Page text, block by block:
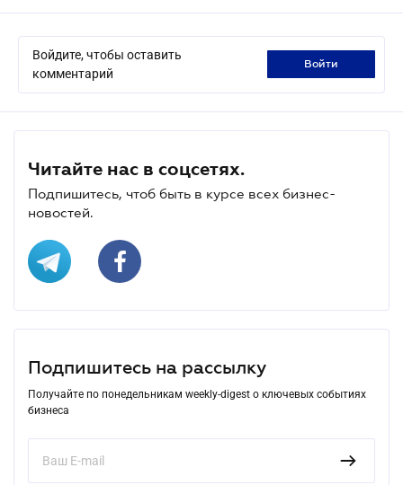
Войдите, чтобы оставить
комментарий
войти
Читайте нас в соцсетях.
Подпишитесь, чтоб быть в курсе всех бизнес-
новостей.
Подпишитесь на рассылку
Получайте по понедельникам weekly-digest о ключевых событиях
бизнеса